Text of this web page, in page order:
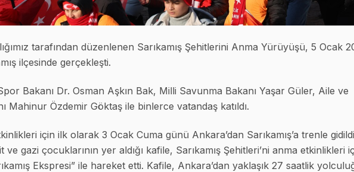
tarafından düzenlenen Sarıkamış Şehitlerini Anma Yürüyüşü, 5 Ocak
ilçesinde gerçekleşti.
Bakanı Dr. Osman Aşkın Bak, Milli Savunma Bakanı Yaşar Güler, Aile ve
Mahinur Özdemir Göktaş ile binlerce vatandaş katıldı.
için ilk olarak 3 Ocak Cuma günü Ankara’dan Sarıkamış’a trenle
ve gazi çocuklarının yer aldığı kafile, Sarıkamış Şehitleri’ni anma etkinlikleri
Ekspresi” ile hareket etti. Kafile, Ankara’dan yaklaşık 27 saatlik